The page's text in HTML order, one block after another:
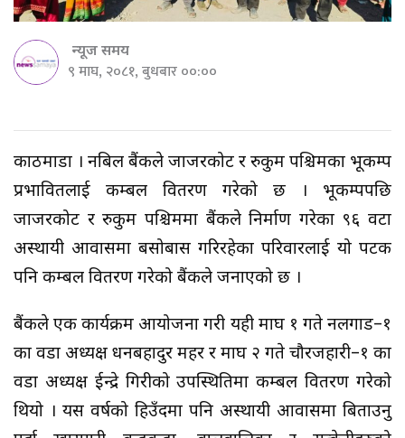
न्यूज समय
९ माघ, २०८१, बुधबार ००:००
काठमाडौँ । नबिल बैंकले जाजरकोट र रुकुम पश्चिमका भूकम्प
प्रभावितलाई कम्बल वितरण गरेको छ । भूकम्पपछि
जाजरकोट र रुकुम पश्चिममा बैंकले निर्माण गरेका ९६ वटा
अस्थायी आवासमा बसोबास गरिरहेका परिवारलाई यो पटक
पनि कम्बल वितरण गरेको बैंकले जनाएको छ ।
बैंकले एक कार्यक्रम आयोजना गरी यही माघ १ गते नलगाड–१
का वडा अध्यक्ष धनबहादुर महर र माघ २ गते चौरजहारी–१ का
वडा अध्यक्ष ईन्द्रे गिरीको उपस्थितिमा कम्बल वितरण गरेको
थियो । यस वर्षको हिउँदमा पनि अस्थायी आवासमा बिताउनु